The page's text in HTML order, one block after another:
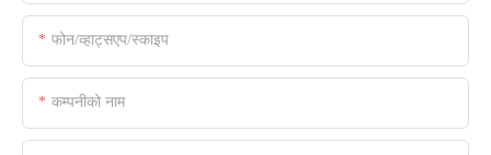
फोन/व्हाट्सएप/स्काइप
कम्पनीको नाम